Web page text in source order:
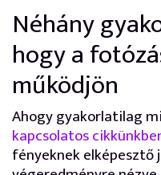
Néhány
hogy a
működjön
Ahogy gyakorlatilag
kapcsolatos
fényeknek elképesztő